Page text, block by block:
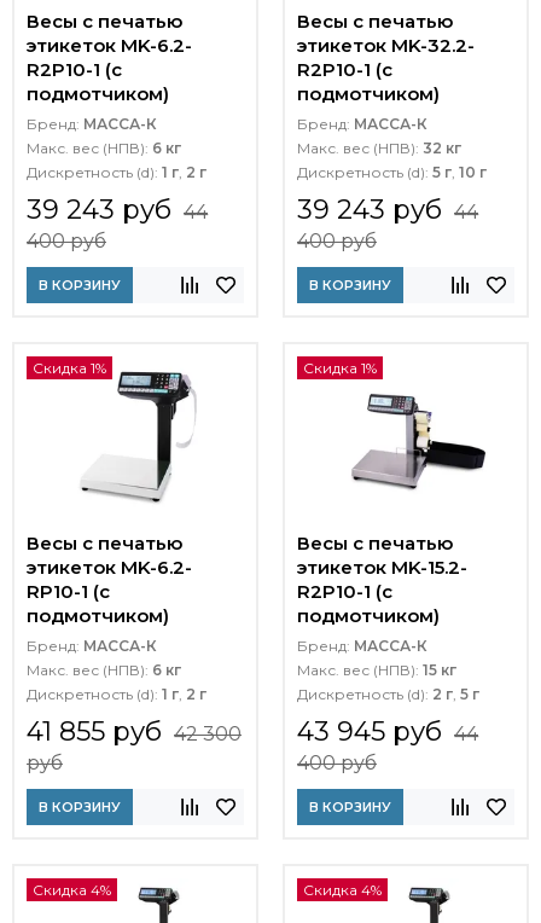
Весы с печатью
этикеток MK-6.2-
R2P10-1 (с
подмотчиком)
Бренд: МАССА-К
Макс. вес (НПВ): 6 кг
Дискретность (d): 1 г, 2 г
39 243 руб 44
400 руб
В КОРЗИНУ
Весы с печатью
этикеток MK-32.2-
R2P10-1 (с
подмотчиком)
Бренд: МАССА-К
Макс. вес (НПВ): 32 кг
Дискретность (d): 5 г, 10 г
39 243 руб 44
400 руб
В КОРЗИНУ
Скидка 1%
Весы с печатью
этикеток MK-6.2-
RP10-1 (с
подмотчиком)
Бренд: МАССА-К
Макс. вес (НПВ): 6 кг
Дискретность (d): 1 г, 2 г
41 855 руб 42 300
руб
В КОРЗИНУ
Скидка 1%
Весы с печатью
этикеток MK-15.2-
R2P10-1 (с
подмотчиком)
Бренд: МАССА-К
Макс. вес (НПВ): 15 кг
Дискретность (d): 2 г, 5 г
43 945 руб 44
400 руб
В КОРЗИНУ
Скидка 4% Скидка 4%